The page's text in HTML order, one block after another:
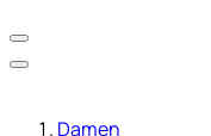
Damen